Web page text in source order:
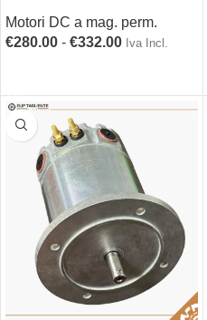
Motori DC a mag. perm.
€280.00 - €332.00 Iva Incl.